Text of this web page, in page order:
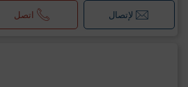
لإتصال اتصل